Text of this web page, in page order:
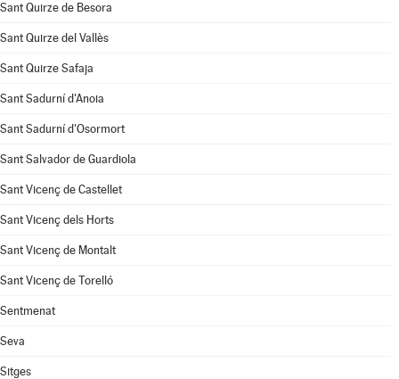
Sant Quirze de Besora
Sant Quirze del Vallès
Sant Quirze Safaja
Sant Sadurní d'Anoia
Sant Sadurní d'Osormort
Sant Salvador de Guardiola
Sant Vicenç de Castellet
Sant Vicenç dels Horts
Sant Vicenç de Montalt
Sant Vicenç de Torelló
Sentmenat
Seva
Sitges